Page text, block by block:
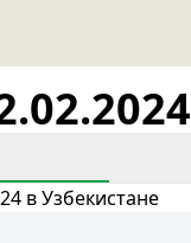
в Узбекистане